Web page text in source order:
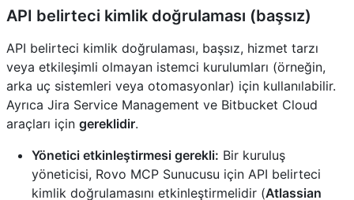
API belirteci kimlik doğrulaması (başsız)
API belirteci kimlik doğrulaması, başsız, hizmet tarzı
veya etkileşimli olmayan istemci kurulumları (örneğin,
arka uç sistemleri veya otomasyonlar) için kullanılabilir.
Ayrıca Jira Service Management ve Bitbucket Cloud
araçları için gereklidir.
Yönetici etkinleştirmesi gerekli: Bir kuruluş
yöneticisi, Rovo MCP Sunucusu için API belirteci
kimlik doğrulamasını etkinleştirmelidir (Atlassian